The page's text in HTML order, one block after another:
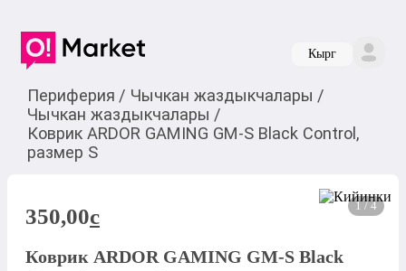
Кырг
Периферия / Чычкан жаздыкчалары /
Чычкан жаздыкчалары /
Коврик ARDOR GAMING GM-S Black Control,
размер S
1 / 4
350,00c
Коврик ARDOR GAMING GM-S Black